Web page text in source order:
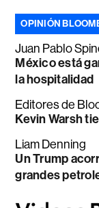
OPINIÓN
Juan Pablo
México está
la hospitalidad
Editores de
Kevin Warsh
Liam Denning
Un Trump
grandes